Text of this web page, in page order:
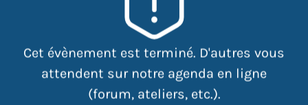
Cet évènement est terminé. D'autres vous
attendent sur notre agenda en ligne
(forum, ateliers, etc.).